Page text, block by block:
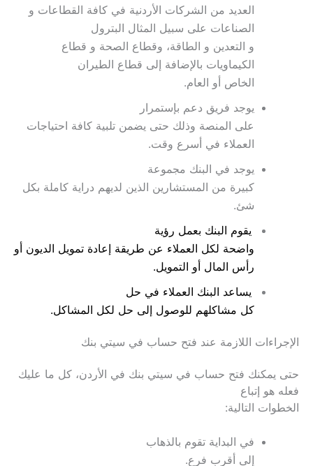
العديد من الشركات الأردنية في كافة القطاعات و
الصناعات على سبيل المثال البترول
و التعدين و الطاقة، وقطاع الصحة و قطاع
الكيماويات بالإضافة إلى قطاع الطيران
الخاص أو العام.
يوجد فريق دعم بإستمرار
على المنصة وذلك حتى يضمن تلبية كافة احتياجات
العملاء في أسرع وقت.
يوجد في البنك مجموعة
كبيرة من المستشارين الذين لديهم دراية كاملة بكل
شئ.
يقوم البنك بعمل رؤية
واضحة لكل العملاء عن طريقة إعادة تمويل الديون أو
رأس المال أو التمويل.
يساعد البنك العملاء في حل
كل مشاكلهم للوصول إلى حل لكل المشاكل.
الإجراءات اللازمة عند فتح حساب في سيتي بنك
حتى يمكنك فتح حساب في سيتي بنك في الأردن، كل ما عليك
فعله هو إتباع
الخطوات التالية:
في البداية تقوم بالذهاب
إلى أقرب فرع.